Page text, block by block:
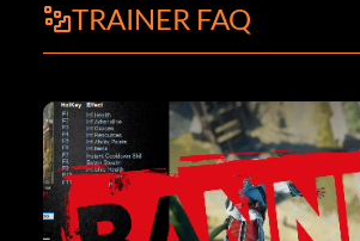
TRAINER FAQ